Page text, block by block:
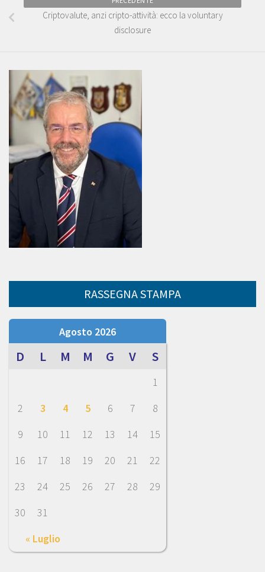
Criptovalute, anzi cripto-attività: ecco la voluntary
disclosure
RASSEGNA STAMPA
Agosto 2026
D L M M G V S
« Luglio
1
2
3 4 5 6 7
8
9
10 11 12 13 14
15
16
17 18 19 20 21
22
23
24 25 26 27 28
29
30
31